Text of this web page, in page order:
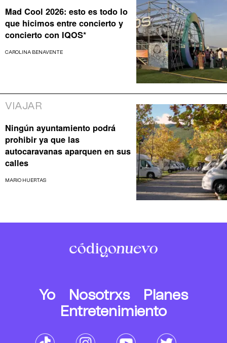
Mad Cool 2026: esto es todo lo
que hicimos entre concierto y
concierto con IQOS*
CAROLINA BENAVENTE
VIAJAR
Ningún ayuntamiento podrá
prohibir ya que las
autocaravanas aparquen en sus
calles
MARIO HUERTAS
Yo Nosotrxs
Planes
Entretenimiento